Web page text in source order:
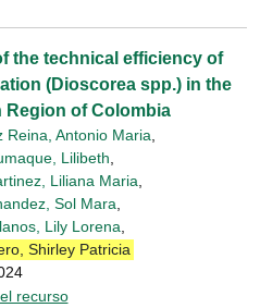
the technical efficiency of
(Dioscorea spp.) in the
Region of Colombia
Reina, Antonio Maria,
Lilibeth,
Liliana Maria,
Sol Mara,
Lily Lorena,
Shirley Patricia
recurso